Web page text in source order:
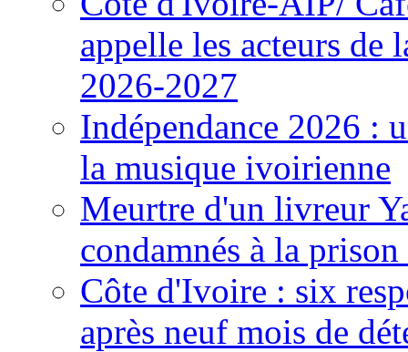
appelle les acteurs de
2026-2027
Indépendance 2026 :
la musique ivoirienne
Meurtre d'un livreur
condamnés à la
Côte d'Ivoire : six
après neuf mois de